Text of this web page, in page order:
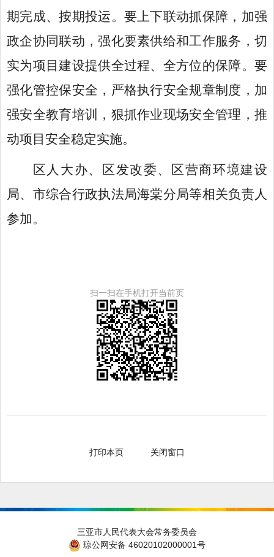
期完成、按期投运。要上下联动抓保障，加强
政企协同联动，强化要素供给和工作服务，切
实为项目建设提供全过程、全方位的保障。要
强化管控保安全，严格执行安全规章制度，加
强安全教育培训，狠抓作业现场安全管理，推
动项目安全稳定实施。
区人大办、区发改委、区营商环境建设
局、市综合行政执法局海棠分局等相关负责人
参加。
扫一扫在手机打开当前页
打印本页 关闭窗口
三亚市人民代表大会常务委员会
琼公网安备 46020102000001号